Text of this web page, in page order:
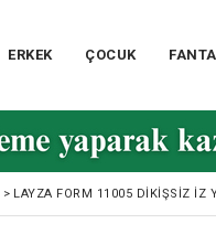
ERKEK ÇOCUK
> LAYZA FORM 11005 DIKIŞSIZ İZ